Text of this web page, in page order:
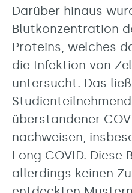
Darüber hinaus
Blutkonzentration
Proteins, welches
die Infektion von
untersucht. Das
überstandener
nachweisen,
Long COVID.
allerdings keinen